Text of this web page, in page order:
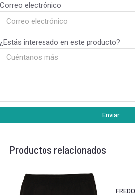
Correo electrónico
¿Estás interesado en este producto?
Enviar
Productos relacionados
FREDO